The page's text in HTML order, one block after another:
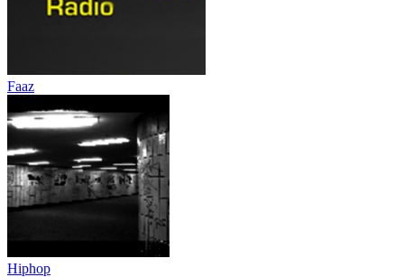
Faaz
Hiphop